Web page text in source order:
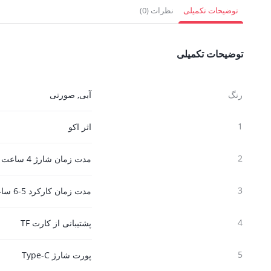
3,015,000 تومان.
توضیحات تکمیلی نظرات (0)
توضیحات تکمیلی
رنگ آبی, صورتی
1 اثر اکو
2 مدت زمان شارژ 4 ساعت
3 مدت زمان کارکرد 5-6 ساعت
4 پشتیبانی از کارت TF
5 پورت شارژ Type-C